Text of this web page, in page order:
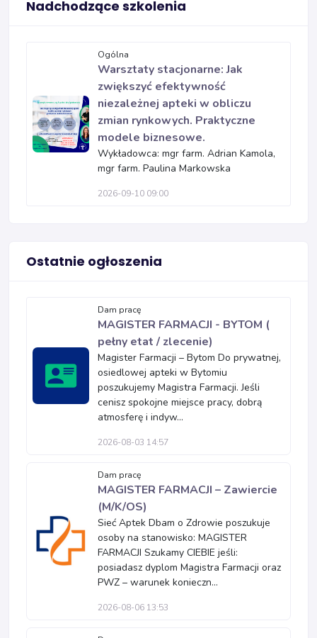
Nadchodzące szkolenia
Ogólna
Warsztaty stacjonarne: Jak
zwiększyć efektywność
niezależnej apteki w obliczu
zmian rynkowych. Praktyczne
modele biznesowe.
Wykładowca: mgr farm. Adrian Kamola,
mgr farm. Paulina Markowska
2026-09-10 09:00
Ostatnie ogłoszenia
Dam pracę
MAGISTER FARMACJI - BYTOM (
pełny etat / zlecenie)
Magister Farmacji – Bytom Do prywatnej,
osiedlowej apteki w Bytomiu
poszukujemy Magistra Farmacji. Jeśli
cenisz spokojne miejsce pracy, dobrą
atmosferę i indyw...
2026-08-03 14:57
Dam pracę
MAGISTER FARMACJI – Zawiercie
(M/K/OS)
Sieć Aptek Dbam o Zdrowie poszukuje
osoby na stanowisko: MAGISTER
FARMACJI Szukamy CIEBIE jeśli:
posiadasz dyplom Magistra Farmacji oraz
PWZ – warunek konieczn...
2026-08-06 13:53